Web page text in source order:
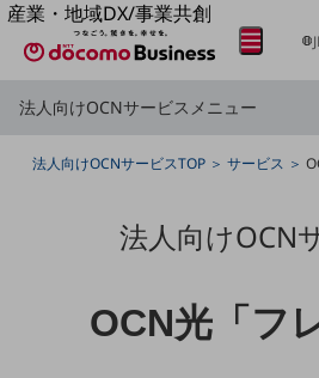
産業・地域DX/事業共創
OPEN HUB for Plural Futures
「社会可能性」を探究・実装する事業共創エコシ
記事コンテンツ
企業と地域が持続成長する社会を目指します
メニュー
開く
法人向けOCNサービスメニュー
法人向けOCNサービスTOP サービス
法人向けOCN
OCN光「フ